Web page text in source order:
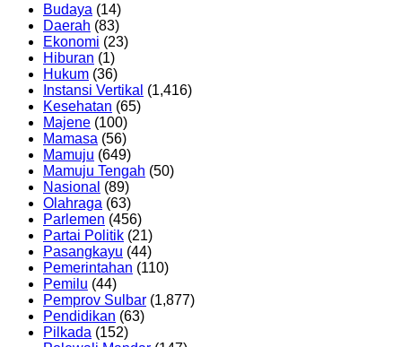
Budaya (14)
Daerah (83)
Ekonomi (23)
Hiburan (1)
Hukum (36)
Instansi Vertikal (1,416)
Kesehatan (65)
Majene (100)
Mamasa (56)
Mamuju (649)
Mamuju Tengah (50)
Nasional (89)
Olahraga (63)
Parlemen (456)
Partai Politik (21)
Pasangkayu (44)
Pemerintahan (110)
Pemilu (44)
Pemprov Sulbar (1,877)
Pendidikan (63)
Pilkada (152)